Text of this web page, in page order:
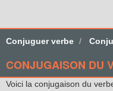
Conjuguer verbe
CONJUGAISON DU
Voici la conjugaison du